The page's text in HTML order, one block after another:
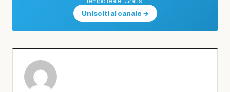
Unisciti al canale →